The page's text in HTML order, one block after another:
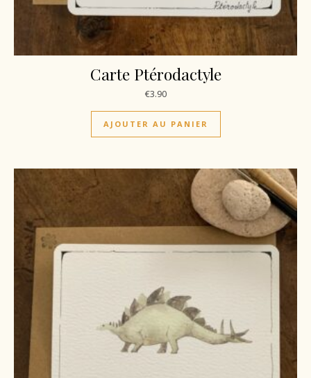
Carte Ptérodactyle
€3.90
AJOUTER AU PANIER